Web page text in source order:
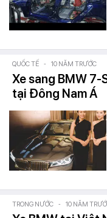
QUỐC TẾ - 10 NĂM TRƯỚC
Xe sang BMW
tại Đông Nam Á
TRONG NƯỚC - 10 NĂM